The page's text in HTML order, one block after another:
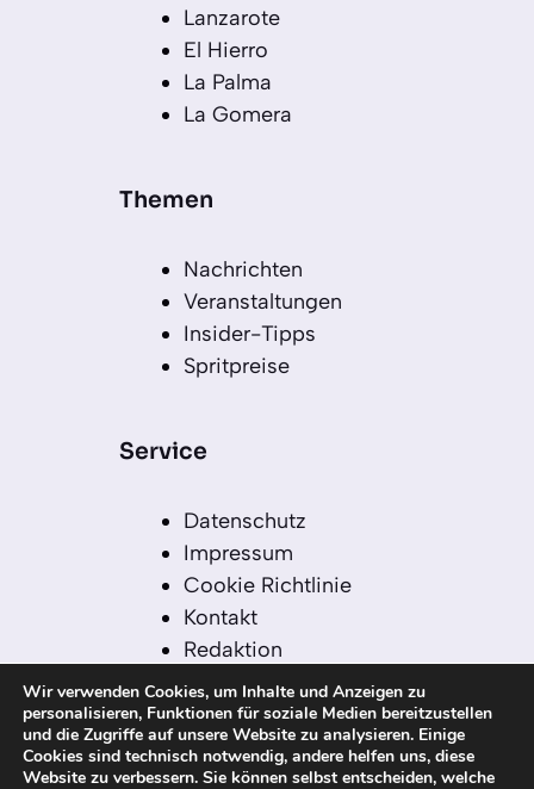
Lanzarote
El Hierro
La Palma
La Gomera
Themen
Nachrichten
Veranstaltungen
Insider-Tipps
Spritpreise
Service
Datenschutz
Impressum
Cookie Richtlinie
Kontakt
Redaktion
Redaktionelle Leitlinien
Sitemap
Einsatz von KI in der
Redaktion
Wir verwenden Cookies, um Inhalte und Anzeigen zu
personalisieren, Funktionen für soziale Medien bereitzustellen
und die Zugriffe auf unsere Website zu analysieren. Einige
Cookies sind technisch notwendig, andere helfen uns, diese
Website zu verbessern. Sie können selbst entscheiden, welche